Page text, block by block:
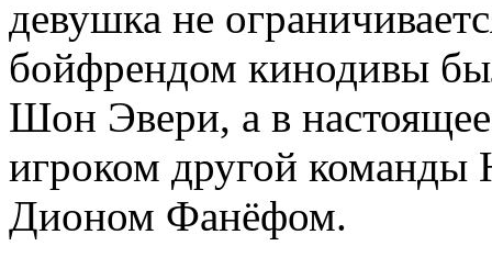
девушка не
бойфрендом кинодивы
Шон Эвери, а в настоящее
игроком другой
Дионом Фанёфом.